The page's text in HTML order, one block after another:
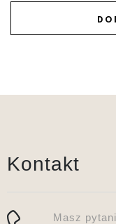
Kontakt
Masz